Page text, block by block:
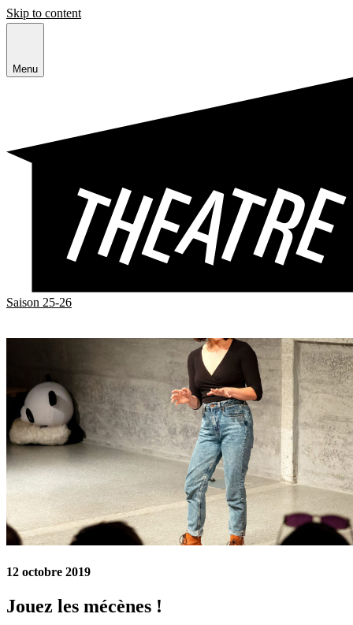
Skip to content
Menu
Saison 25-26
navigation
12 octobre 2019
Jouez les mécènes !